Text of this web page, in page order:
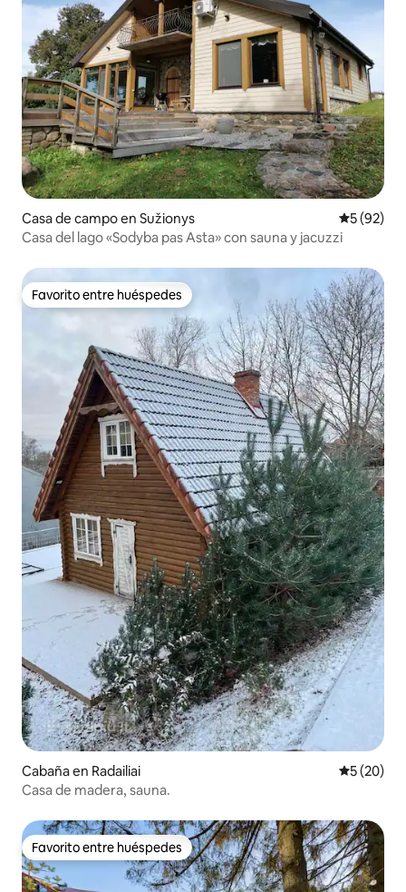
Casa de campo en Sužionys
5 (92)
Casa del lago «Sodyba pas Asta» con sauna y jacuzzi
Favorito entre huéspedes
Favorito entre huéspedes
Cabaña en Radailiai
5 (20)
Casa de madera, sauna.
Favorito entre huéspedes
Favorito entre huéspedes